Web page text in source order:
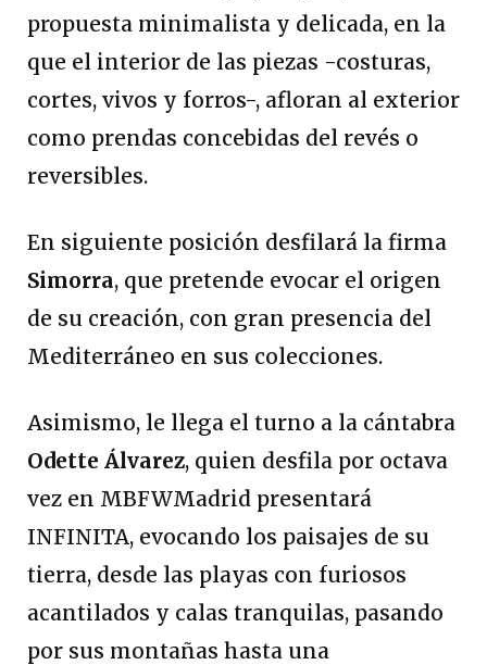
propuesta minimalista y delicada, en la
que el interior de las piezas -costuras,
cortes, vivos y forros-, afloran al exterior
como prendas concebidas del revés o
reversibles.
En siguiente posición desfilará la firma
Simorra, que pretende evocar el origen
de su creación, con gran presencia del
Mediterráneo en sus colecciones.
Asimismo, le llega el turno a la cántabra
Odette Álvarez, quien desfila por octava
vez en MBFWMadrid presentará
INFINITA, evocando los paisajes de su
tierra, desde las playas con furiosos
acantilados y calas tranquilas, pasando
por sus montañas hasta una